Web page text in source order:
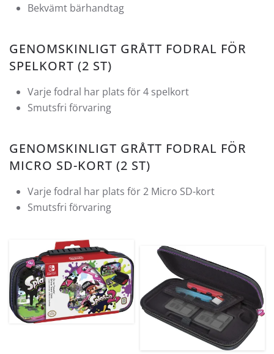
Bekvämt bärhandtag
GENOMSKINLIGT GRÅTT FODRAL FÖR
SPELKORT (2 ST)
Varje fodral har plats för 4 spelkort
Smutsfri förvaring
GENOMSKINLIGT GRÅTT FODRAL FÖR
MICRO SD-KORT (2 ST)
Varje fodral har plats för 2 Micro SD-kort
Smutsfri förvaring